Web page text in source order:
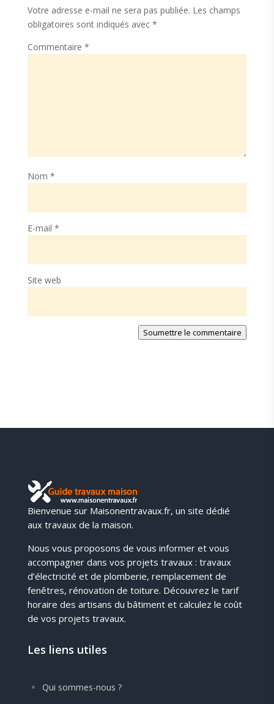
Votre adresse e-mail ne sera pas publiée. Les champs
obligatoires sont indiqués avec *
Commentaire *
Nom *
E-mail *
Site web
Soumettre le commentaire
Bienvenue sur Maisonentravaux.fr, un site dédié
aux travaux de la maison.
Nous vous proposons de vous informer et vous
accompagner dans vos projets travaux : travaux
d’électricité et de plomberie, remplacement de
fenêtres, rénovation de toiture. Découvrez le tarif
horaire des artisans du bâtiment et calculez le coût
de vos projets travaux.
Les liens utiles
Qui sommes-nous ?